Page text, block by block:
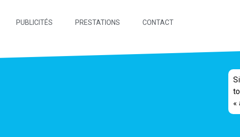
PUBLICITÉS PRESTATIONS CONTACT
«